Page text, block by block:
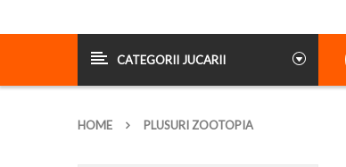
CATEGORII JUCARII
HOME PLUSURI ZOOTOPIA